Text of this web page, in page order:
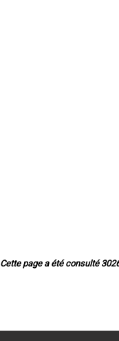
Cette page a été consulté